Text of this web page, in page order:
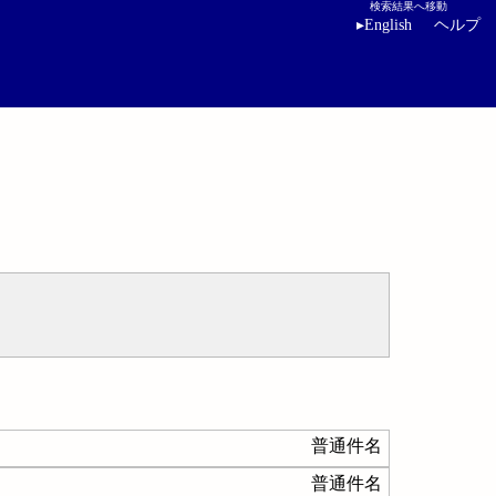
検索結果へ移動
▸English ヘルプ
普通件名
普通件名